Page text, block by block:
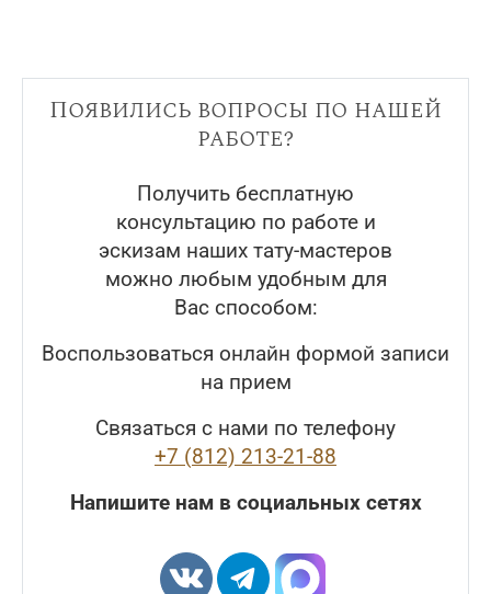
Появились вопросы по нашей
работе?
Получить бесплатную
консультацию по работе и
эскизам наших тату-мастеров
можно любым удобным для
Вас способом:
Воспользоваться онлайн формой записи
на прием
Связаться с нами по телефону
+7 (812) 213-21-88
Напишите нам в социальных сетях